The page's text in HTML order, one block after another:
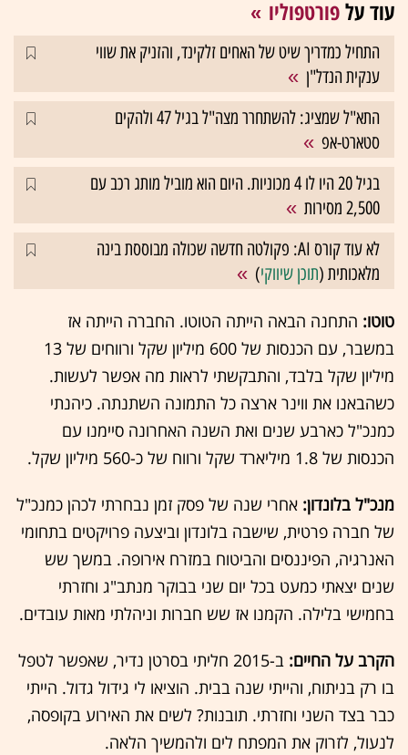
עוד עלפורטפוליו
התחיל כמדריך שיט של האחים זלקינד, והזניק את שווי
ענקית הנדל"ן
התא"ל שמציג: להשתחרר מצה"ל בגיל 47 ולהקים
סטארט-אפ
בגיל 20 היו לו 4 מכוניות. היום הוא מוביל מותג רכב עם
2,500 מסירות
לא עוד קורס AI: פקולטה חדשה שכולה מבוססת בינה
מלאכותית (תוכן שיווקי)
טוטו: התחנה הבאה הייתה הטוטו. החברה הייתה אז
במשבר, עם הכנסות של 600 מיליון שקל ורווחים של 13
מיליון שקל בלבד, והתבקשתי לראות מה אפשר לעשות.
כשהבאנו את ווינר ארצה כל התמונה השתנתה. כיהנתי
כמנכ"ל כארבע שנים ואת השנה האחרונה סיימנו עם
הכנסות של 1.8 מיליארד שקל ורווח של כ-560 מיליון שקל.
מנכ"ל בלונדון: אחרי שנה של פסק זמן נבחרתי לכהן כמנכ"ל
של חברה פרטית, שישבה בלונדון וביצעה פרויקטים בתחומי
האנרגיה, הפיננסים והביטוח במזרח אירופה. במשך שש
שנים יצאתי כמעט בכל יום שני בבוקר מנתב"ג וחזרתי
בחמישי בלילה. הקמנו אז שש חברות וניהלתי מאות עובדים.
הקרב על החיים:
ב-2015 חליתי בסרטן נדיר, שאפשר לטפל
בו רק בניתוח, והייתי שנה בבית. הוציאו לי גידול גדול. הייתי
כבר בצד השני וחזרתי. תובנות? לשים את האירוע בקופסה,
לנעול, לזרוק את המפתח לים ולהמשיך הלאה.